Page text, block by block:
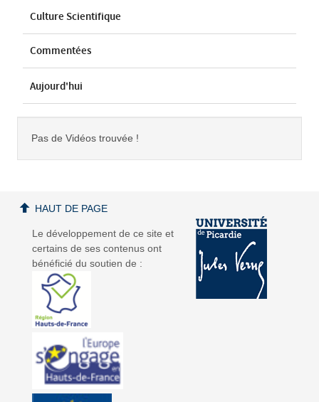
Culture Scientifique
Commentées
Aujourd'hui
Pas de Vidéos trouvée !
Le développement de ce site et
certains de ses contenus ont
bénéficié du soutien de :
HAUT DE PAGE